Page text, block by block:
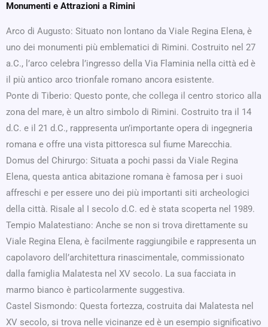
Monumenti e Attrazioni a Rimini
Arco di Augusto: Situato non lontano da Viale Regina Elena, è
uno dei monumenti più emblematici di Rimini. Costruito nel 27
a.C., l’arco celebra l’ingresso della Via Flaminia nella città ed è
il più antico arco trionfale romano ancora esistente.
Ponte di Tiberio: Questo ponte, che collega il centro storico alla
zona del mare, è un altro simbolo di Rimini. Costruito tra il 14
d.C. e il 21 d.C., rappresenta un’importante opera di ingegneria
romana e offre una vista pittoresca sul fiume Marecchia.
Domus del Chirurgo: Situata a pochi passi da Viale Regina
Elena, questa antica abitazione romana è famosa per i suoi
affreschi e per essere uno dei più importanti siti archeologici
della città. Risale al I secolo d.C. ed è stata scoperta nel 1989.
Tempio Malatestiano: Anche se non si trova direttamente su
Viale Regina Elena, è facilmente raggiungibile e rappresenta un
capolavoro dell’architettura rinascimentale, commissionato
dalla famiglia Malatesta nel XV secolo. La sua facciata in
marmo bianco è particolarmente suggestiva.
Castel Sismondo: Questa fortezza, costruita dai Malatesta nel
XV secolo, si trova nelle vicinanze ed è un esempio significativo